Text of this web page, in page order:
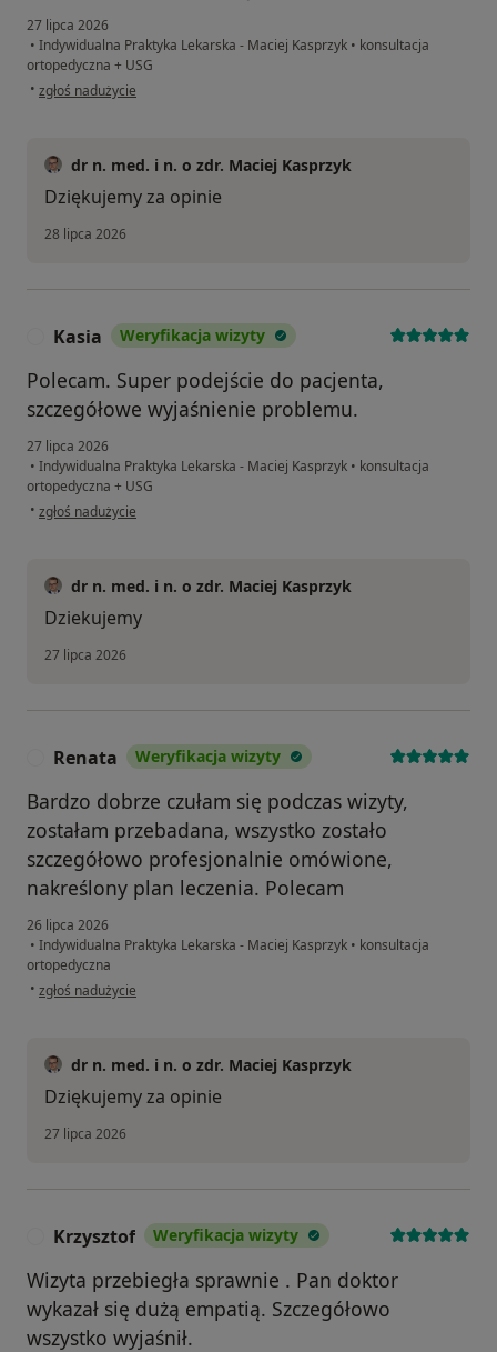
27 lipca 2026
• Indywidualna Praktyka Lekarska - Maciej Kasprzyk • konsultacja
ortopedyczna + USG
• w opinii użytkownika Marta
zgłoś nadużycie
dr n. med. i n. o zdr. Maciej Kasprzyk
Dziękujemy za opinie
28 lipca 2026
Kasia Weryfikacja wizyty
Polecam. Super podejście do pacjenta,
szczegółowe wyjaśnienie problemu.
27 lipca 2026
• Indywidualna Praktyka Lekarska - Maciej Kasprzyk • konsultacja
ortopedyczna + USG
• w opinii użytkownika Kasia
zgłoś nadużycie
dr n. med. i n. o zdr. Maciej Kasprzyk
Dziekujemy
27 lipca 2026
Renata Weryfikacja wizyty
Bardzo dobrze czułam się podczas wizyty,
zostałam przebadana, wszystko zostało
szczegółowo profesjonalnie omówione,
nakreślony plan leczenia. Polecam
26 lipca 2026
• Indywidualna Praktyka Lekarska - Maciej Kasprzyk • konsultacja
ortopedyczna
• w opinii użytkownika Renata
zgłoś nadużycie
dr n. med. i n. o zdr. Maciej Kasprzyk
Dziękujemy za opinie
27 lipca 2026
Krzysztof Weryfikacja wizyty
Wizyta przebiegła sprawnie . Pan doktor
wykazał się dużą empatią. Szczegółowo
wszystko wyjaśnił.